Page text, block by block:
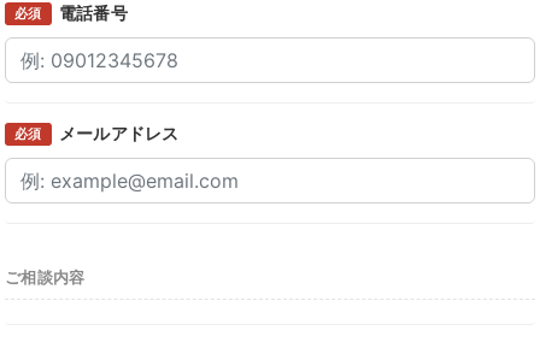
必須 電話番号
必須 メールアドレス
ご相談内容